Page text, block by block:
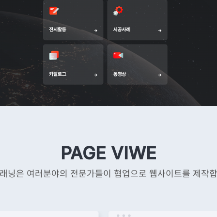
PAGE VIWE
닝은 여러분야의 전문가들이 협업으로 웹사이트를 제작